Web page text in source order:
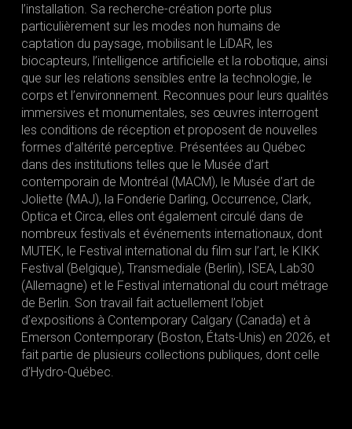
l’installation. Sa recherche-création porte plus
particulièrement sur les modes non humains de
captation du paysage, mobilisant le LiDAR, les
biocapteurs, l’intelligence artificielle et la robotique, ainsi
que sur les relations sensibles entre la technologie, le
corps et l’environnement. Reconnues pour leurs qualités
immersives et monumentales, ses œuvres interrogent
les conditions de réception et proposent de nouvelles
formes d’altérité perceptive. Présentées au Québec
dans des institutions telles que le Musée d’art
contemporain de Montréal (MACM), le Musée d’art de
Joliette (MAJ), la Fonderie Darling, Occurrence, Clark,
Optica et Circa, elles ont également circulé dans de
nombreux festivals et événements internationaux, dont
MUTEK, le Festival international du film sur l’art, le KIKK
Festival (Belgique), Transmediale (Berlin), ISEA, Lab30
(Allemagne) et le Festival international du court métrage
de Berlin. Son travail fait actuellement l’objet
d’expositions à Contemporary Calgary (Canada) et à
Emerson Contemporary (Boston, États-Unis) en 2026, et
fait partie de plusieurs collections publiques, dont celle
d’Hydro-Québec.